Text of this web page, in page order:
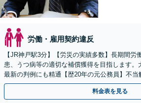
労働・雇用契約違反
【JR神戸駅3分】【労災の実績多数】長期間労
患、うつ病等の適切な補償獲得を目指します。
最新の判例にも精通【歴20年の元公務員】不
等、労働者の立場から親身にサポート【初回相
料金表を見る